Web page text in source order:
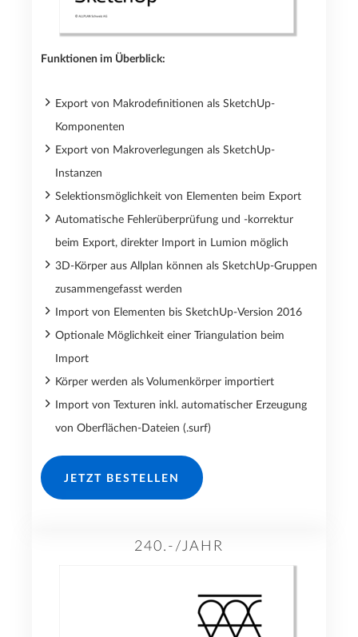
Funktionen im Überblick:
Export von Makrodefinitionen als SketchUp-
Komponenten
Export von Makroverlegungen als SketchUp-
Instanzen
Selektionsmöglichkeit von Elementen beim Export
Automatische Fehlerüberprüfung und -korrektur
beim Export, direkter Import in Lumion möglich
3D-Körper aus Allplan können als SketchUp-Gruppen
zusammengefasst werden
Import von Elementen bis SketchUp-Version 2016
Optionale Möglichkeit einer Triangulation beim
Import
Körper werden als Volumenkörper importiert
Import von Texturen inkl. automatischer Erzeugung
von Oberflächen-Dateien (.surf)
JETZT BESTELLEN
240.-/JAHR